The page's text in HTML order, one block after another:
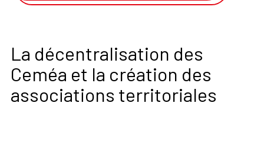
La décentralisation des
Ceméa et la création des
associations territoriales